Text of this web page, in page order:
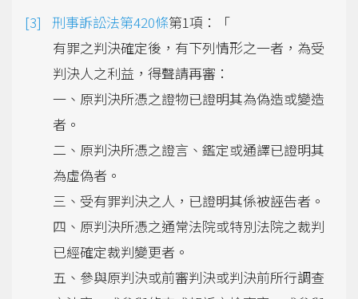
刑事訴訟法第420條第1項：「
有罪之判決確定後，有下列情形之一者，為受
判決人之利益，得聲請再審：
一、原判決所憑之證物已證明其為偽造或變造
者。
二、原判決所憑之證言、鑑定或通譯已證明其
為虛偽者。
三、受有罪判決之人，已證明其係被誣告者。
四、原判決所憑之通常法院或特別法院之裁判
已經確定裁判變更者。
五、參與原判決或前審判決或判決前所行調查